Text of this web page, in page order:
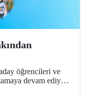
öğrencileri ve
devam ediyor.